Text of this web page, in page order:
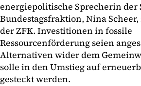
energiepolitische Sprecherin der
Bundestagsfraktion, Nina
der ZFK. Investitionen in fossile
Ressourcenförderung seien
Alternativen wider dem
solle in den Umstieg auf
gesteckt werden.